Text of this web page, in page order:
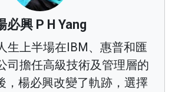
必興 P H Yang
生上半場在IBM、惠普和匯
司擔任高級技術及管理層的
，楊必興改變了軌跡，選擇